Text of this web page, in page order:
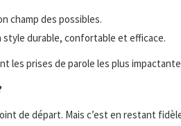
champ des possibles.
durable, confortable et efficace.
les prises de parole les plus
de départ. Mais c’est en restant